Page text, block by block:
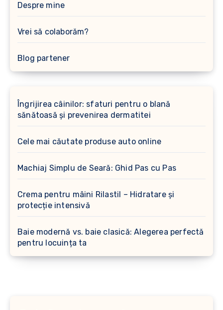
Despre mine
Vrei să colaborăm?
Blog partener
Îngrijirea câinilor: sfaturi pentru o blană
sănătoasă și prevenirea dermatitei
Cele mai căutate produse auto online
Machiaj Simplu de Seară: Ghid Pas cu Pas
Crema pentru mâini Rilastil – Hidratare și
protecție intensivă
Baie modernă vs. baie clasică: Alegerea perfectă
pentru locuința ta